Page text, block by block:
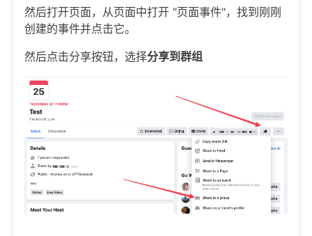
然后打开页面，从页面中打开 "页面事件"，找到刚刚
创建的事件并点击它。
然后点击分享按钮，选择分享到群组